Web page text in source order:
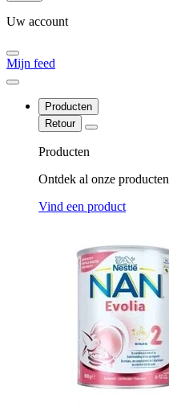
Uw account
Mijn feed
Producten
Retour
Producten
Ontdek al onze producten
Vind een product